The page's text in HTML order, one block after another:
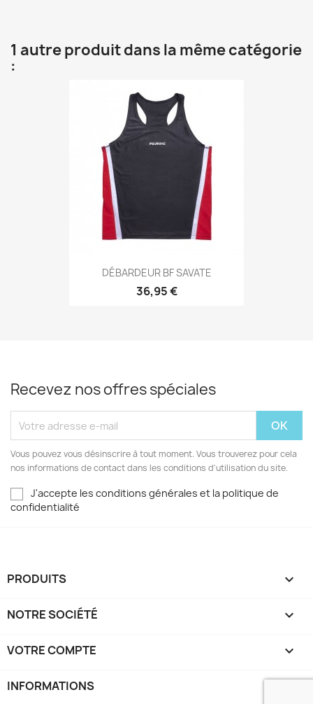
1 autre produit dans la même catégorie
:
Aperçu rapide
DÉBARDEUR BF SAVATE
36,95 €
Recevez nos offres spéciales
Vous pouvez vous désinscrire à tout moment. Vous trouverez pour cela
nos informations de contact dans les conditions d'utilisation du site.
J'accepte les conditions générales et la politique de
confidentialité
PRODUITS 
NOTRE SOCIÉTÉ 
VOTRE COMPTE 
INFORMATIONS